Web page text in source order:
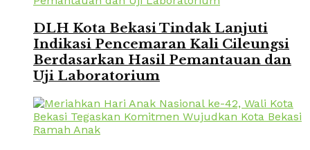
DLH Kota Bekasi Tindak Lanjuti
Indikasi Pencemaran Kali Cileungsi
Berdasarkan Hasil Pemantauan dan
Uji Laboratorium